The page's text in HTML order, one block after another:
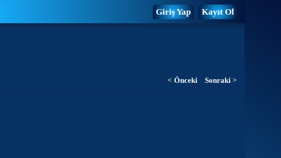
Giriş Yap Kayıt Ol
< Önceki Sonraki >